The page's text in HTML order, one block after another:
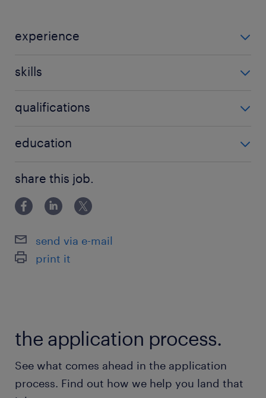
experience
skills
hunter sales
qualifications
education
share this job.
send via e-mail
print it
the application process.
See what comes ahead in the application
process. Find out how we help you land that